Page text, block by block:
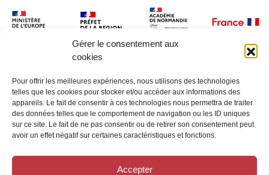
Gérer le consentement aux
cookies
Pour offrir les meilleures expériences, nous utilisons des technologies
telles que les cookies pour stocker et/ou accéder aux informations des
appareils. Le fait de consentir à ces technologies nous permettra de traiter
des données telles que le comportement de navigation ou les ID uniques
sur ce site. Le fait de ne pas consentir ou de retirer son consentement peut
avoir un effet négatif sur certaines caractéristiques et fonctions.
Accepter